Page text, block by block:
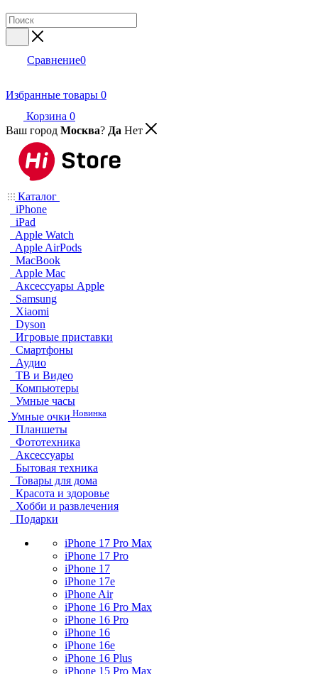
Сравнение0
Избранные товары 0
Корзина 0
Ваш город Москва? Да Нет
Каталог
iPhone
iPad
Apple Watch
Apple AirPods
MacBook
Apple Mac
Аксессуары Apple
Samsung
Xiaomi
Dyson
Игровые приставки
Смартфоны
Аудио
ТВ и Видео
Компьютеры
Умные часы
Умные очки Новинка
Планшеты
Фототехника
Аксессуары
Бытовая техника
Товары для дома
Красота и здоровье
Хобби и развлечения
Подарки
iPhone 17 Pro Max
iPhone 17 Pro
iPhone 17
iPhone 17e
iPhone Air
iPhone 16 Pro Max
iPhone 16 Pro
iPhone 16
iPhone 16e
iPhone 16 Plus
iPhone 15 Pro Max